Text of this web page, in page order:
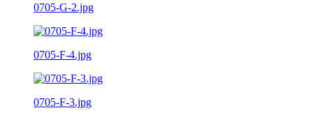
0705-G-2.jpg
0705-F-4.jpg
0705-F-3.jpg